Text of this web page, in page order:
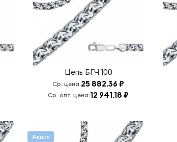
Цепь БГЧ 100
Ср. цена:25 882.36 ₽
Ср. опт. цена:12 941.18 ₽
Акция